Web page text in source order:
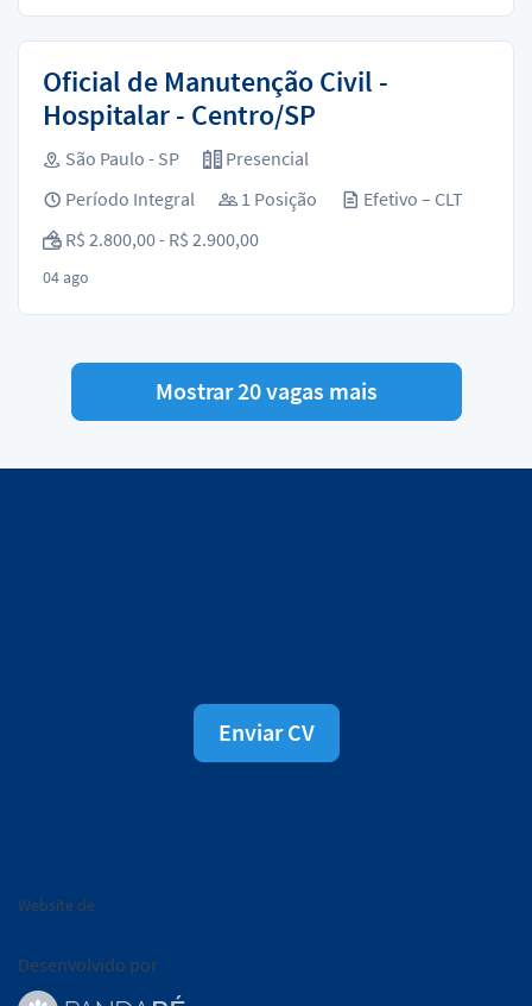
Oficial de Manutenção Civil -
Hospitalar - Centro/SP
São Paulo - SP
Presencial
Período Integral
1 Posição
Efetivo – CLT
R$ 2.800,00 - R$ 2.900,00
04 ago
Mostrar 20 vagas mais
Enviar CV
Website de
Desenvolvido por